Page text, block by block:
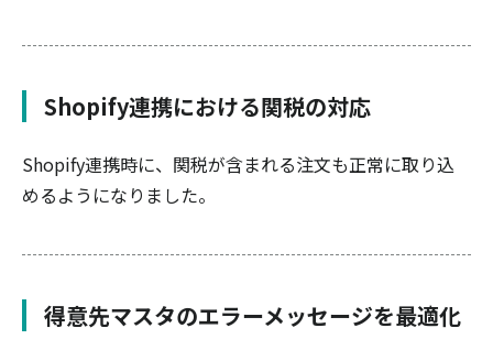
Shopify連携における関税の対応
Shopify連携時に、関税が含まれる注文も正常に取り込
めるようになりました。
得意先マスタのエラーメッセージを最適化